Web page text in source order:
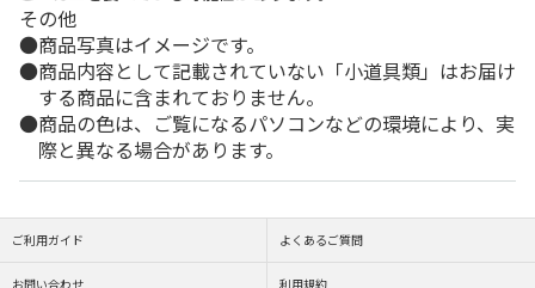
その他
商品写真はイメージです。
商品内容として記載されていない「小道具類」はお届け
する商品に含まれておりません。
商品の色は、ご覧になるパソコンなどの環境により、実
際と異なる場合があります。
ご利用ガイド よくあるご質問
お問い合わせ 利用規約